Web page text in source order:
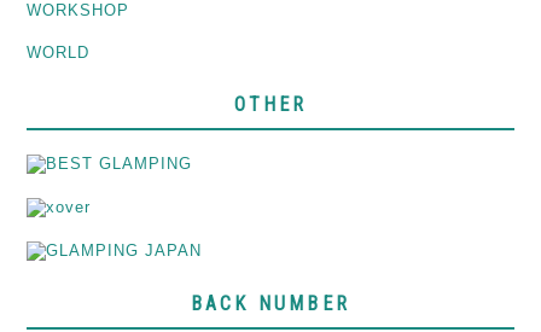
WORKSHOP
WORLD
OTHER
BACK NUMBER